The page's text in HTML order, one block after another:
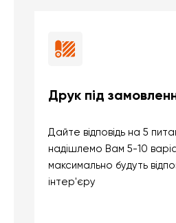
Друк під
Дайте відповідь на 5
надішлемо Вам 5-10
максимально будуть
інтер'єру